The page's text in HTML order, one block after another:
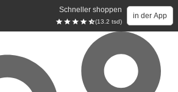
Schneller shoppen
(13.2 tsd)
in der App